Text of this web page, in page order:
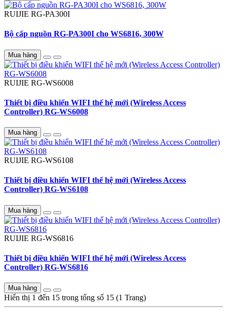
RUIJIE RG-PA300I
Bộ cấp nguồn RG-PA300I cho WS6816, 300W
Mua hàng
RUIJIE RG-WS6008
Thiết bị điều khiển WIFI thế hệ mới (Wireless Access
Controller) RG-WS6008
Mua hàng
RUIJIE RG-WS6108
Thiết bị điều khiển WIFI thế hệ mới (Wireless Access
Controller) RG-WS6108
Mua hàng
RUIJIE RG-WS6816
Thiết bị điều khiển WIFI thế hệ mới (Wireless Access
Controller) RG-WS6816
Mua hàng
Hiển thị 1 đến 15 trong tổng số 15 (1 Trang)